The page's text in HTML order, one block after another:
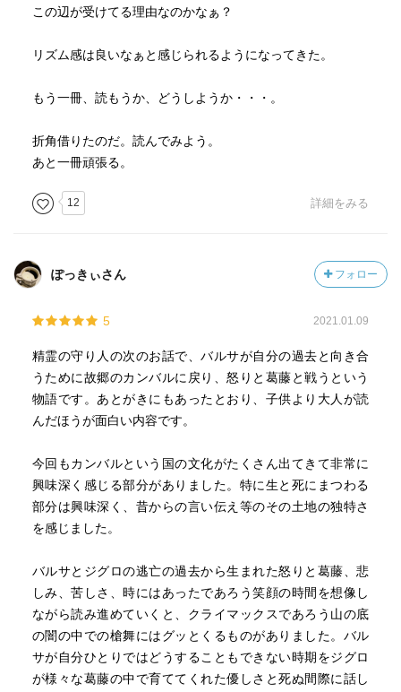
この辺が受けてる理由なのかなぁ？
リズム感は良いなぁと感じられるようになってきた。
もう一冊、読もうか、どうしようか・・・。
折角借りたのだ。読んでみよう。
あと一冊頑張る。
12 詳細をみる
ぽっきぃさん フォロー
5 2021.01.09
精霊の守り人の次のお話で、バルサが自分の過去と向き合
うために故郷のカンバルに戻り、怒りと葛藤と戦うという
物語です。あとがきにもあったとおり、子供より大人が読
んだほうが面白い内容です。
今回もカンバルという国の文化がたくさん出てきて非常に
興味深く感じる部分がありました。特に生と死にまつわる
部分は興味深く、昔からの言い伝え等のその土地の独特さ
を感じました。
バルサとジグロの逃亡の過去から生まれた怒りと葛藤、悲
しみ、苦しさ、時にはあったであろう笑顔の時間を想像し
ながら読み進めていくと、クライマックスであろう山の底
の闇の中での槍舞にはグッとくるものがありました。バル
サが自分ひとりではどうすることもできない時期をジグロ
が様々な葛藤の中で育ててくれた優しさと死ぬ間際に話し